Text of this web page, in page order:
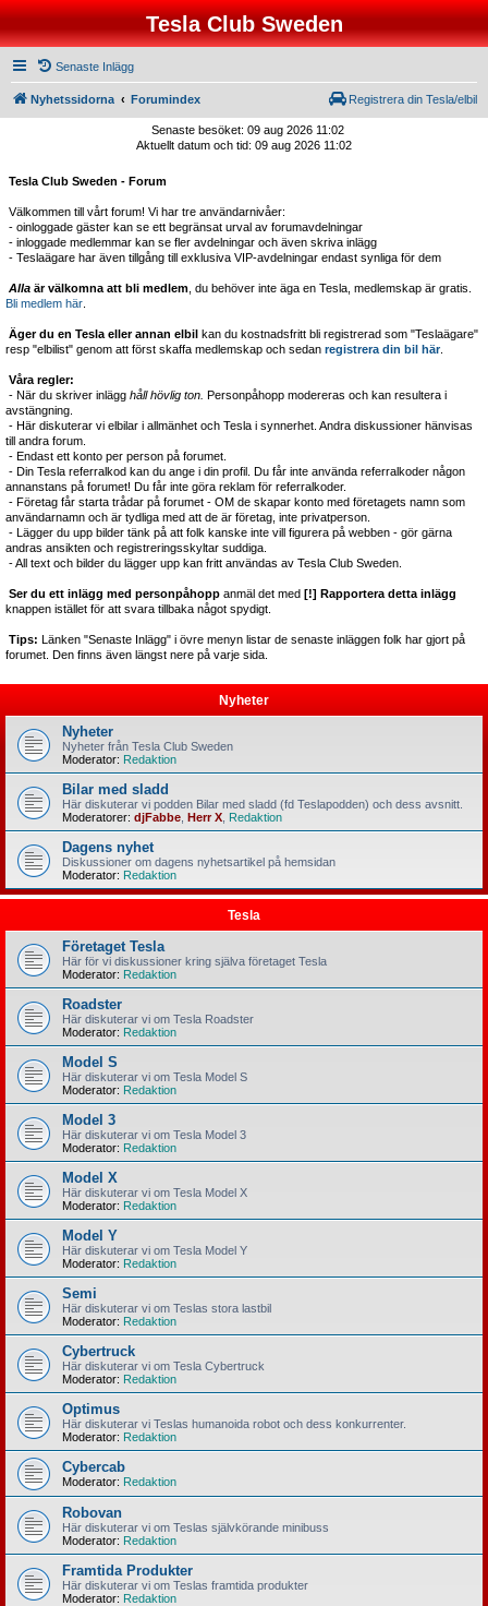
Tesla Club Sweden
Senaste Inlägg
Nyhetssidorna Forumindex Registrera din Tesla/elbil
Senaste besöket: 09 aug 2026 11:02
Aktuellt datum och tid: 09 aug 2026 11:02
Tesla Club Sweden - Forum
Välkommen till vårt forum! Vi har tre användarnivåer:
- oinloggade gäster kan se ett begränsat urval av forumavdelningar
- inloggade medlemmar kan se fler avdelningar och även skriva inlägg
- Teslaägare har även tillgång till exklusiva VIP-avdelningar endast synliga för dem
Alla är välkomna att bli medlem , du behöver inte äga en Tesla, medlemskap är gratis.
Bli medlem här
Äger du en Tesla eller annan elbil kan du kostnadsfritt bli registrerad som "Teslaägare"
resp "elbilist" genom att först skaffa medlemskap och sedan registrera din bil här.
Våra regler:
- När du skriver inlägg håll hövlig ton. Personpåhopp modereras och kan resultera i
avstängning.
- Här diskuterar vi elbilar i allmänhet och Tesla i synnerhet. Andra diskussioner hänvisas
till andra forum.
- Endast ett konto per person på forumet.
- Din Tesla referralkod kan du ange i din profil. Du får inte använda referralkoder någon
annanstans på forumet! Du får inte göra reklam för referralkoder.
- Företag får starta trådar på forumet - OM de skapar konto med företagets namn som
användarnamn och är tydliga med att de är företag, inte privatperson.
- Lägger du upp bilder tänk på att folk kanske inte vill figurera på webben - gör gärna
andras ansikten och registreringsskyltar suddiga.
- All text och bilder du lägger upp kan fritt användas av Tesla Club Sweden.
Ser du ett inlägg med personpåhopp anmäl det med [!] Rapportera detta inlägg
knappen istället för att svara tillbaka något spydigt.
Tips: Länken "Senaste Inlägg" i övre menyn listar de senaste inläggen folk har gjort på
forumet. Den finns även längst nere på varje sida.
Nyheter
Nyheter
Nyheter från Tesla Club Sweden
Moderator: Redaktion
Bilar med sladd
Här diskuterar vi podden Bilar med sladd (fd Teslapodden) och dess avsnitt.
Moderatorer: djFabbe Herr X Redaktion
Dagens nyhet
Diskussioner om dagens nyhetsartikel på hemsidan
Moderator: Redaktion
Tesla
Företaget Tesla
Här för vi diskussioner kring själva företaget Tesla
Moderator: Redaktion
Roadster
Här diskuterar vi om Tesla Roadster
Moderator: Redaktion
Model S
Här diskuterar vi om Tesla Model S
Moderator: Redaktion
Model 3
Här diskuterar vi om Tesla Model 3
Moderator: Redaktion
Model X
Här diskuterar vi om Tesla Model X
Moderator: Redaktion
Model Y
Här diskuterar vi om Tesla Model Y
Moderator: Redaktion
Semi
Här diskuterar vi om Teslas stora lastbil
Moderator: Redaktion
Cybertruck
Här diskuterar vi om Tesla Cybertruck
Moderator: Redaktion
Optimus
Här diskuterar vi Teslas humanoida robot och dess konkurrenter.
Moderator: Redaktion
Cybercab
Moderator: Redaktion
Robovan
Här diskuterar vi om Teslas självkörande minibuss
Moderator: Redaktion
Framtida Produkter
Här diskuterar vi om Teslas framtida produkter
Moderator: Redaktion